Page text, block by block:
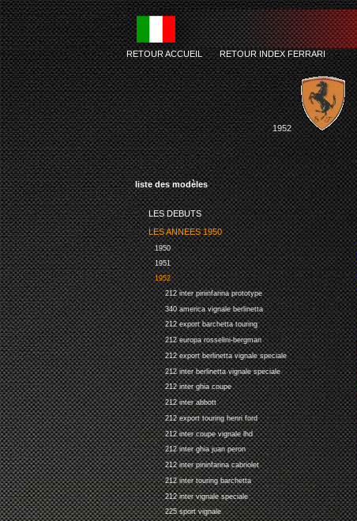
liste des modèles
LES DEBUTS
LES ANNEES 1950
1950
1951
1952
212 inter pininfarina prototype
340 america vignale berlinetta
212 export barchetta touring
212 europa rosselini-bergman
212 export berlinetta vignale speciale
212 inter berlinetta vignale speciale
212 inter ghia coupe
212 inter abbott
212 export touring henri ford
212 inter coupe vignale lhd
212 inter ghia juan peron
212 inter pininfarina cabriolet
212 inter touring barchetta
212 inter vignale speciale
225 sport vignale
RETOUR ACCUEIL-RETOUR INDEX FERRARI
1952